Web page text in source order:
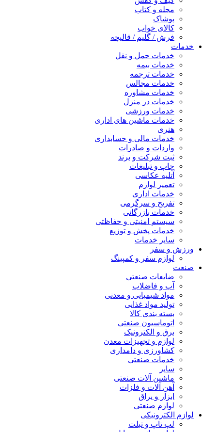
مجله و کتاب
پوشاک
کالای خواب
فرش / گلیم / قالیچه
خدمات
خدمات حمل و نقل
خدمات بیمه
خدمات ترجمه
خدمات مجالس
خدمات مشاوره
خدمات در منزل
خدمات ورزشی
خدمات ماشین های اداری
هنری
خدمات مالی و حسابداری
واردات و صادرات
ثبت شرکت و برند
چاپ و تبلیغات
آتلیه عکاسی
تعمیر لوازم
خدمات اداری
تفریح و سرگرمی
خدمات بازرگانی
سیستم امنیتی و حفاظتی
خدمات پخش و توزیع
سایر خدمات
ورزش و سفر
لوازم سفر و کمپینگ
صنعت
ضایعات صنعتی
آب و فاضلاب
مواد شیمیایی و معدنی
تولید مواد غذایی
بسته بندی کالا
اتوماسیون صنعتی
برق و الکترونیک
لوازم و تجهیزات معدن
کشاورزی و دامداری
خدمات صنعتی
سایر
ماشین آلات صنعتی
آهن آلات و فلزات
ابزار و یراق
لوازم صنعتی
لوازم الکترونیکی
لپ تاپ و تبلت